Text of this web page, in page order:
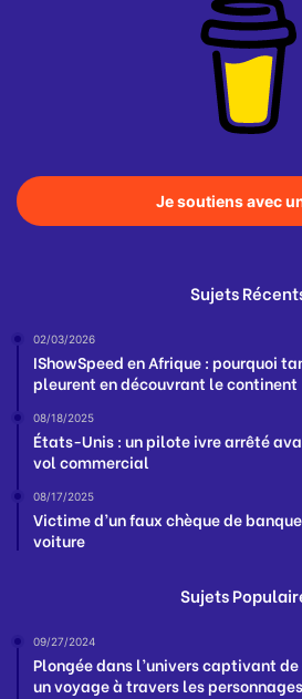
Je soutiens avec
Sujets
02/03/2026
IShowSpeed en Afrique : pourquoi
pleurent en découvrant le continent
08/18/2025
États-Unis : un pilote ivre arrêté
vol commercial
08/17/2025
Victime d’un faux chèque de
voiture
Sujets
09/27/2024
Plongée dans l’univers captivant de
un voyage à travers les